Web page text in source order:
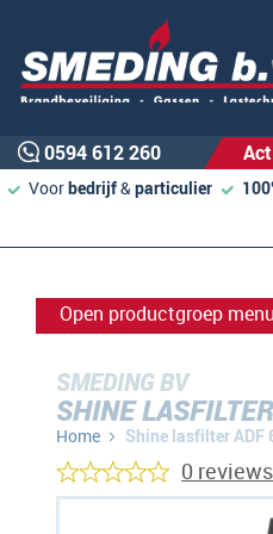
0594 612 260
Voorbedrijf&particulier
Open productgroep menu
SMEDING BV
SHINE
Home Shine lasfilter ADF
0 reviews
Ga